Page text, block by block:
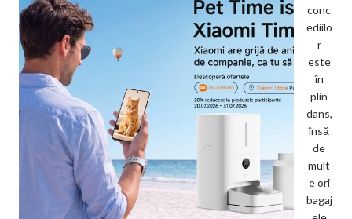
conc
ediilo
r
este
în
plin
dans,
însă
de
mult
e ori
bagaj